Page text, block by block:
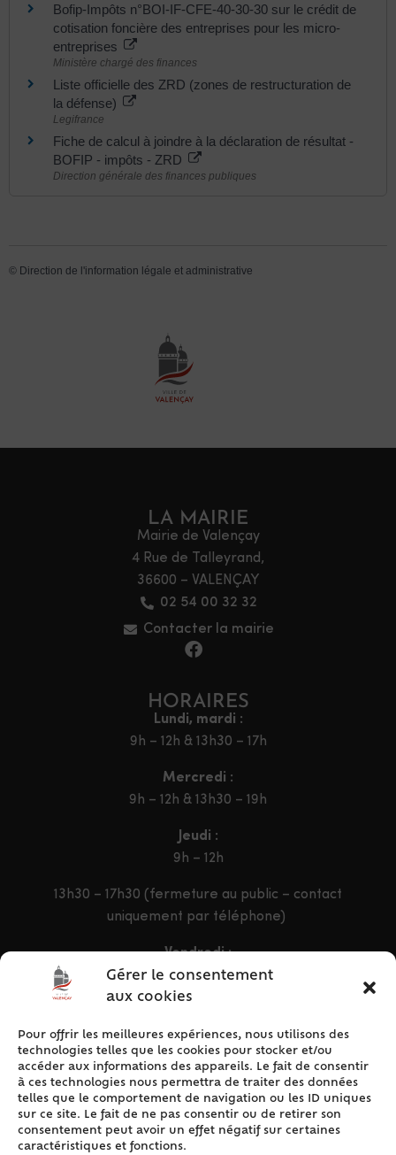
Gérer le consentement
aux cookies
Pour offrir les meilleures expériences, nous utilisons des
technologies telles que les cookies pour stocker et/ou
accéder aux informations des appareils. Le fait de consentir
à ces technologies nous permettra de traiter des données
telles que le comportement de navigation ou les ID uniques
sur ce site. Le fait de ne pas consentir ou de retirer son
consentement peut avoir un effet négatif sur certaines
caractéristiques et fonctions.
Bofip-Impôts n°BOI-IF-CFE-40-30-30 sur le crédit de
cotisation foncière des entreprises pour les micro-
entreprises
Ministère chargé des finances
Liste officielle des ZRD (zones de restructuration de
la défense)
Legifrance
Fiche de calcul à joindre à la déclaration de résultat -
BOFIP - impôts - ZRD
Direction générale des finances publiques
© Direction de l'information légale et administrative
LA MAIRIE
Mairie de Valençay
4 Rue de Talleyrand,
36600 – VALENÇAY
02 54 00 32 32
Contacter la mairie
HORAIRES
Lundi, mardi :
9h – 12h & 13h30 – 17h
Mercredi :
9h – 12h & 13h30 – 19h
Jeudi :
9h – 12h
13h30 – 17h30 (fermeture au public – contact
uniquement par téléphone)
Vendredi :
9h – 12h & 13h30 – 16h30
ACCÈS RAPIDE
Accueil
Contact
Plan du site
Mentions légales